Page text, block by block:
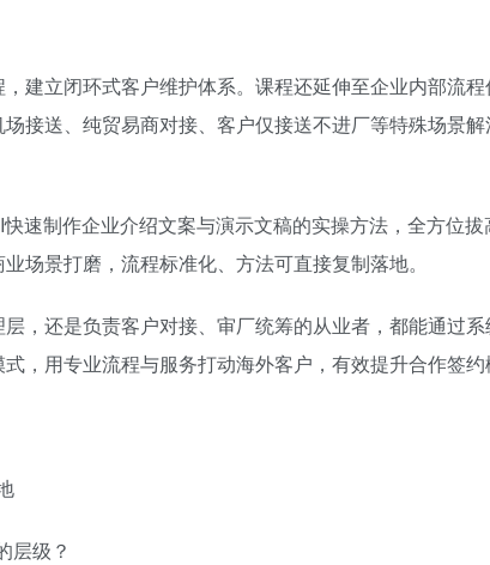
建立闭环式客户维护体系。课程还延伸至企业内部流程
接送、纯贸易商对接、客户仅接送不进厂等特殊场景解
速制作企业介绍文案与演示文稿的实操方法，全方位拔
场景打磨，流程标准化、方法可直接复制落地。
，还是负责客户对接、审厂统筹的从业者，都能通过系
，用专业流程与服务打动海外客户，有效提升合作签约
层级？